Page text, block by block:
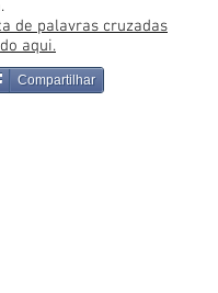
de palavras cruzadas
aqui.
Compartilhar